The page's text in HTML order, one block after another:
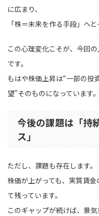
に広まり、
「株＝未来を作る手段」へ
この心理変化こそが、今回
です。
もはや株価上昇は“一部の投
望”そのものになっています。
今後の課題は「持
ス」
ただし、課題も存在します。
株価が上がっても、実質賃
て残っています。
このギャップが続けば、景